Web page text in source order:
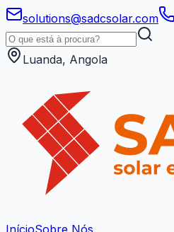
solutions@sadcsolar.com
Luanda, Angola
InícioSobre Nós